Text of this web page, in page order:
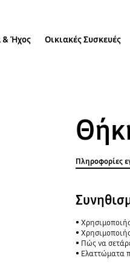
& Ήχος Οικιακές Συσκευές
Πληροφορίες
Χρησιμοποιήστε
Πώς να
Ελαττώματα